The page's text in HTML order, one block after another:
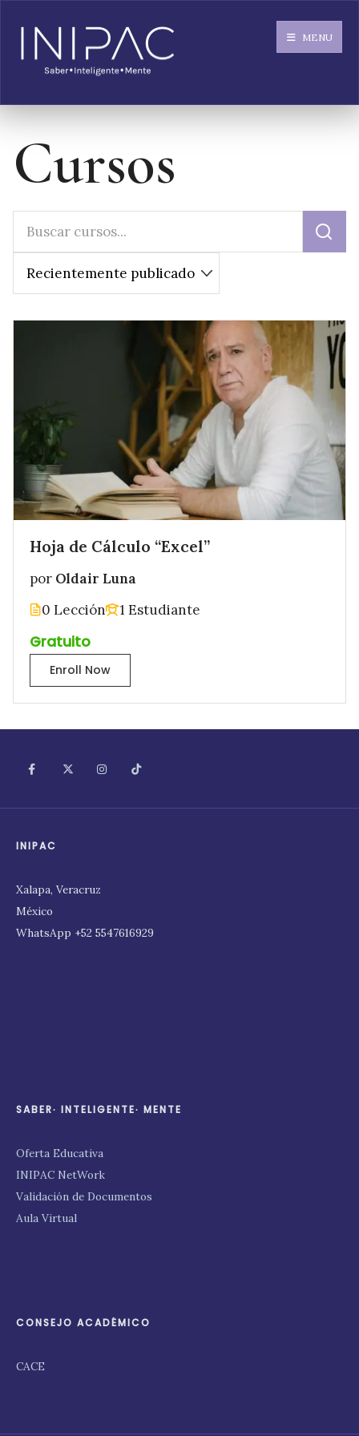
MENU
Cursos
Hoja de Cálculo “Excel”
por Oldair Luna
0 Lección
1 Estudiante
Gratuito
Enroll Now
INIPAC
Xalapa, Veracruz
México
WhatsApp +52 5547616929
SABER∙ INTELIGENTE∙ MENTE
Oferta Educativa
INIPAC NetWork
Validación de Documentos
Aula Virtual
CONSEJO ACADÉMICO
CACE